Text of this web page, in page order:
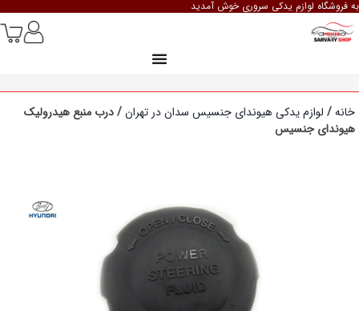
به فروشگاه لوازم یدکی سروری خوش آمدید
خانه/ لوازم یدکی هیوندای جنسیس سدان در تهران/ درب منبع هیدرولیک
هیوندای جنسیس